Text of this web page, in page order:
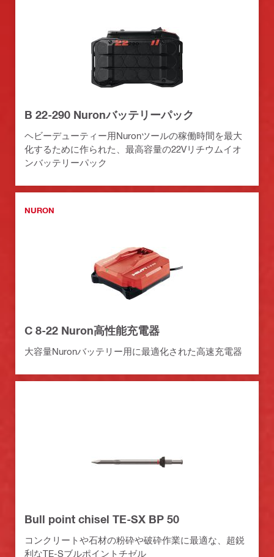
B 22-290 Nuronバッテリーパック
ヘビーデューティー用Nuronツールの稼働時間を最大
化するために作られた、最高容量の22Vリチウムイオ
ンバッテリーパック
NURON
C 8-22 Nuron高性能充電器
大容量Nuronバッテリー用に最適化された高速充電器
Bull point chisel TE-SX BP 50
コンクリートや石材の粉砕や破砕作業に最適な、超鋭
利なTE-Sブルポイントチゼル